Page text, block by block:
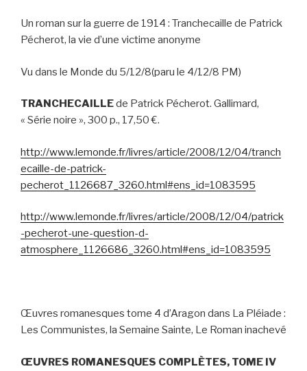
Un roman sur la guerre de 1914 : Tranchecaille de Patrick
Pécherot, la vie d’une victime anonyme
Vu dans le Monde du 5/12/8(paru le 4/12/8 PM)
TRANCHECAILLEde Patrick Pécherot. Gallimard,
« Série noire », 300 p., 17,50 €.
http://www.lemonde.fr/livres/article/2008/12/04/tranch
ecaille-de-patrick-
pecherot_1126687_3260.html#ens_id=1083595
http://www.lemonde.fr/livres/article/2008/12/04/patrick
-pecherot-une-question-d-
atmosphere_1126686_3260.html#ens_id=1083595
Œuvres romanesques tome 4 d’Aragon dans La Pléiade :
Les Communistes, la Semaine Sainte, Le Roman inachevé
ŒUVRES ROMANESQUES COMPLÈTES, TOME IV